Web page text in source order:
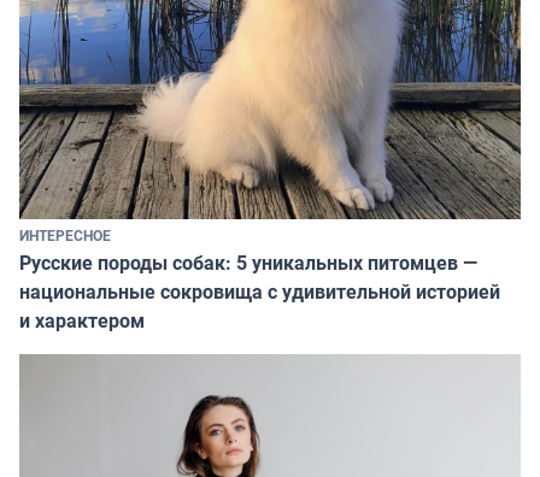
ИНТЕРЕСНОЕ
Русские породы собак: 5 уникальных питомцев —
национальные сокровища с удивительной историей
и характером